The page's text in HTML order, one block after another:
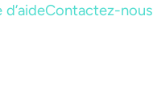
Contactez-nous